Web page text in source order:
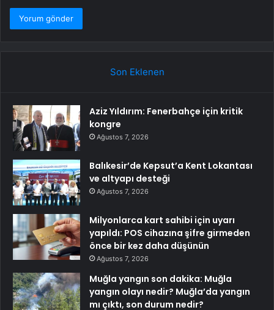
Son Eklenen
Aziz Yıldırım: Fenerbahçe için kritik
kongre
Ağustos 7, 2026
Balıkesir’de Kepsut’a Kent Lokantası
ve altyapı desteği
Ağustos 7, 2026
Milyonlarca kart sahibi için uyarı
yapıldı: POS cihazına şifre girmeden
önce bir kez daha düşünün
Ağustos 7, 2026
Muğla yangın son dakika: Muğla
yangın olayı nedir? Muğla’da yangın
mı çıktı, son durum nedir?